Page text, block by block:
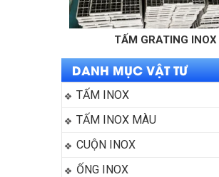
TẤM GRATING INOX
DANH MỤC VẬT TƯ
TẤM INOX
TẤM INOX MÀU
CUỘN INOX
ỐNG INOX